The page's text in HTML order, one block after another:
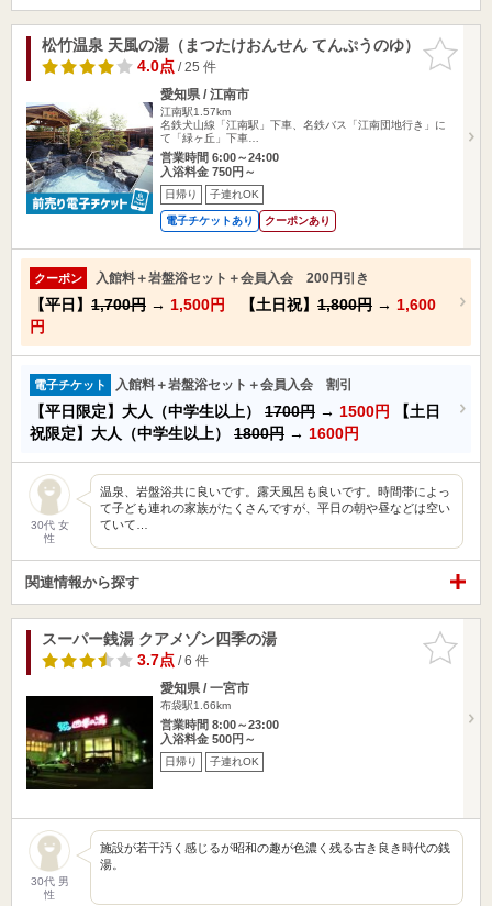
お気に入
りに追加
松竹温泉 天風の湯（まつたけおんせん てんぷうのゆ）
4.0点/ 25 件
愛知県 / 江南市
江南駅1.57km
名鉄犬山線「江南駅」下車、名鉄バス「江南団地行き」に
て「緑ヶ丘」下車…
営業時間 6:00～24:00
入浴料金 750円～
日帰り 子連れOK
電子チケットあり クーポンあり
クーポン 入館料＋岩盤浴セット＋会員入会 200円引き
【平日】 1,700円 → 1,500円 【土日祝】 1,800円 → 1,600
円
電子チケット 入館料＋岩盤浴セット＋会員入会 割引
【平日限定】大人（中学生以上） 1700円 → 1500円
【土日
祝限定】大人（中学生以上） 1800円 → 1600円
30代 女
性
温泉、岩盤浴共に良いです。露天風呂も良いです。時間帯によっ
て子ども連れの家族がたくさんですが、平日の朝や昼などは空い
ていて…
関連情報から探す
お気に入
りに追加
スーパー銭湯 クアメゾン四季の湯
3.7点/ 6 件
愛知県 / 一宮市
布袋駅1.66km
営業時間 8:00～23:00
入浴料金 500円～
日帰り 子連れOK
30代 男
性
施設が若干汚く感じるが昭和の趣が色濃く残る古き良き時代の銭
湯。